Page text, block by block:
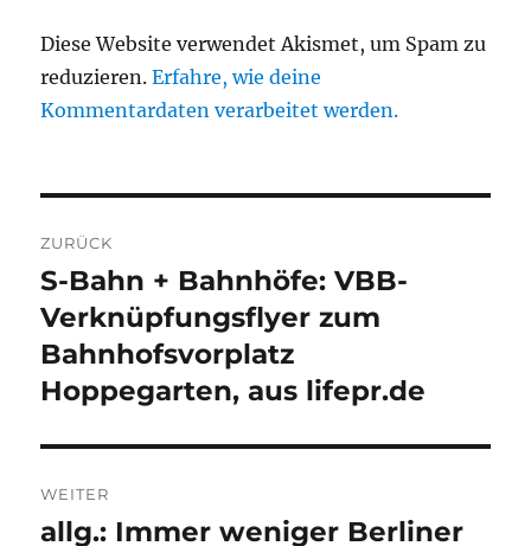
Diese Website verwendet Akismet, um Spam zu
reduzieren.Erfahre, wie deine
Kommentardaten verarbeitet werden.
ZURÜCK
Vorheriger
Beitrag:
S-Bahn + Bahnhöfe: VBB-
Verknüpfungsflyer zum
Bahnhofsvorplatz
Hoppegarten, aus lifepr.de
WEITER
Nächster
allg.: Immer weniger Berliner